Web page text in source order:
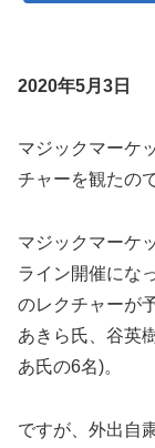
2020年5月3日
マジックマーケ
チャーを観たの
マジックマーケ
ライン開催にな
のレクチャーが
あきら氏、谷英
あ氏の6名)。
ですが、外出自